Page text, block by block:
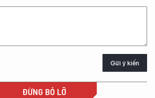
Gửi ý kiến
ĐỪNG BỎ LỠ